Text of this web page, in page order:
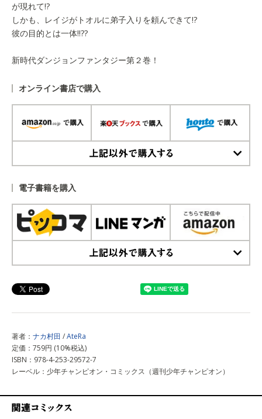
が現れて!?
しかも、レイジがトオルに弟子入りを頼んできて!?
彼の目的とは一体!!??
新時代ダンジョンファンタジー第２巻！
オンライン書店で購入
電子書籍を購入
著者： ナカ村田 /AteRa
定価：759円 (10%税込)
ISBN：978-4-253-29572-7
レーベル：少年チャンピオン・コミックス（週刊少年チャンピオン）